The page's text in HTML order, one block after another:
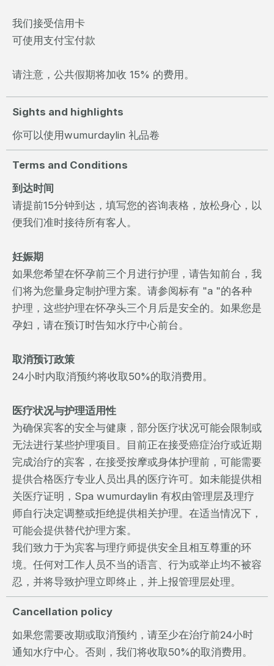
我们接受信用卡
可使用支付宝付款
请注意，公共假期将加收 15% 的费用。
Sights and highlights
你可以使用wumurdaylin 礼品卷
Terms and Conditions
到达时间
请提前15分钟到达，填写您的咨询表格，放松身心，以
便我们准时接待所有客人。
妊娠期
如果您希望在怀孕前三个月进行护理，请告知前台，我
们将为您量身定制护理方案。请参阅标有 "a "的各种
护理，这些护理在怀孕头三个月后是安全的。如果您是
孕妇，请在预订时告知水疗中心前台。
取消预订政策
24小时内取消预约将收取50%的取消费用。
医疗状况与护理适用性
为确保宾客的安全与健康，部分医疗状况可能会限制或
无法进行某些护理项目。目前正在接受癌症治疗或近期
完成治疗的宾客，在接受按摩或身体护理前，可能需要
提供合格医疗专业人员出具的医疗许可。如未能提供相
关医疗证明，Spa wumurdaylin 有权由管理层及理疗
师自行决定调整或拒绝提供相关护理。在适当情况下，
可能会提供替代护理方案。
我们致力于为宾客与理疗师提供安全且相互尊重的环
境。任何对工作人员不当的语言、行为或举止均不被容
忍，并将导致护理立即终止，并上报管理层处理。
Cancellation policy
如果您需要改期或取消预约，请至少在治疗前24小时
通知水疗中心。否则，我们将收取50%的取消费用。